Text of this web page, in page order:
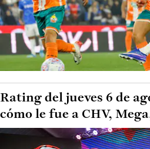
Rating del jueves 6 de
cómo le fue a CHV,